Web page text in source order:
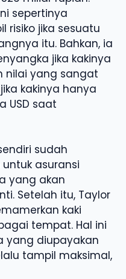
sepertinya
risiko jika sesuatu
itu. Bahkan, ia
jika kakinya
nilai yang sangat
kakinya hanya
USD saat
sudah
asuransi
yang akan
Setelah itu, Taylor
kaki
tempat. Hal ini
yang diupayakan
tampil maksimal,